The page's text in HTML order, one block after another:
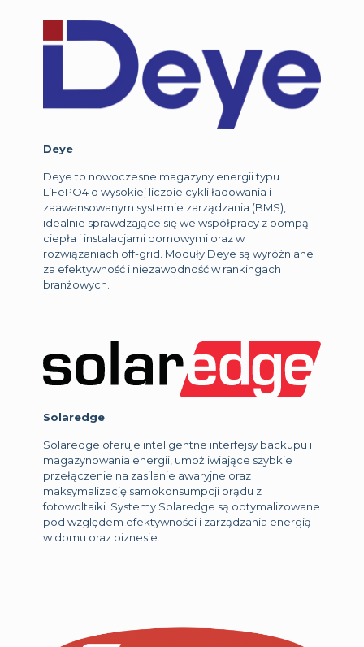
Deye
Deye to nowoczesne magazyny energii typu
LiFePO4 o wysokiej liczbie cykli ładowania i
zaawansowanym systemie zarządzania (BMS),
idealnie sprawdzające się we współpracy z pompą
ciepła i instalacjami domowymi oraz w
rozwiązaniach off-grid. Moduły Deye są wyróżniane
za efektywność i niezawodność w rankingach
branżowych.
Solaredge
Solaredge oferuje inteligentne interfejsy backupu i
magazynowania energii, umożliwiające szybkie
przełączenie na zasilanie awaryjne oraz
maksymalizację samokonsumpcji prądu z
fotowoltaiki. Systemy Solaredge są optymalizowane
pod względem efektywności i zarządzania energią
w domu oraz biznesie.